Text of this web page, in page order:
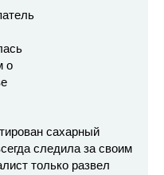
сахарный
следила за своим
только развел